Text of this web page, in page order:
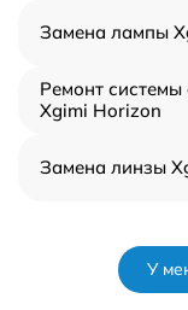
Замена лампы
Ремонт
Xgimi Horizon
Замена линзы
У